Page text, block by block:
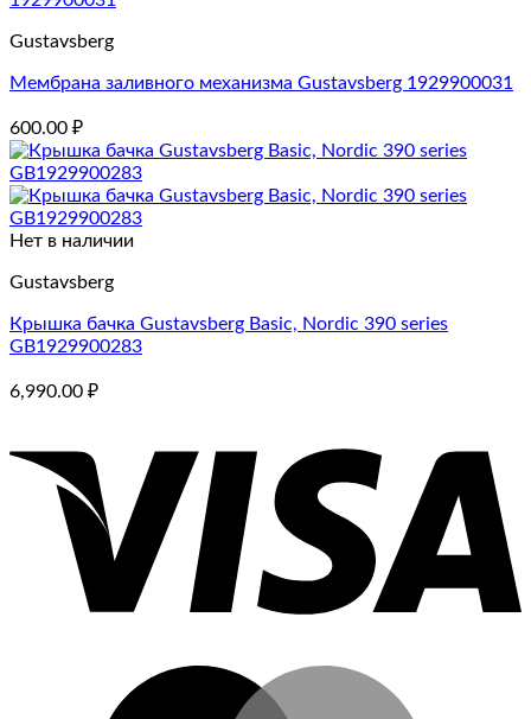
Gustavsberg
Мембрана заливного механизма Gustavsberg 1929900031
600.00 ₽
Нет в наличии
Gustavsberg
Крышка бачка Gustavsberg Basic, Nordic 390 series
GB1929900283
6,990.00 ₽